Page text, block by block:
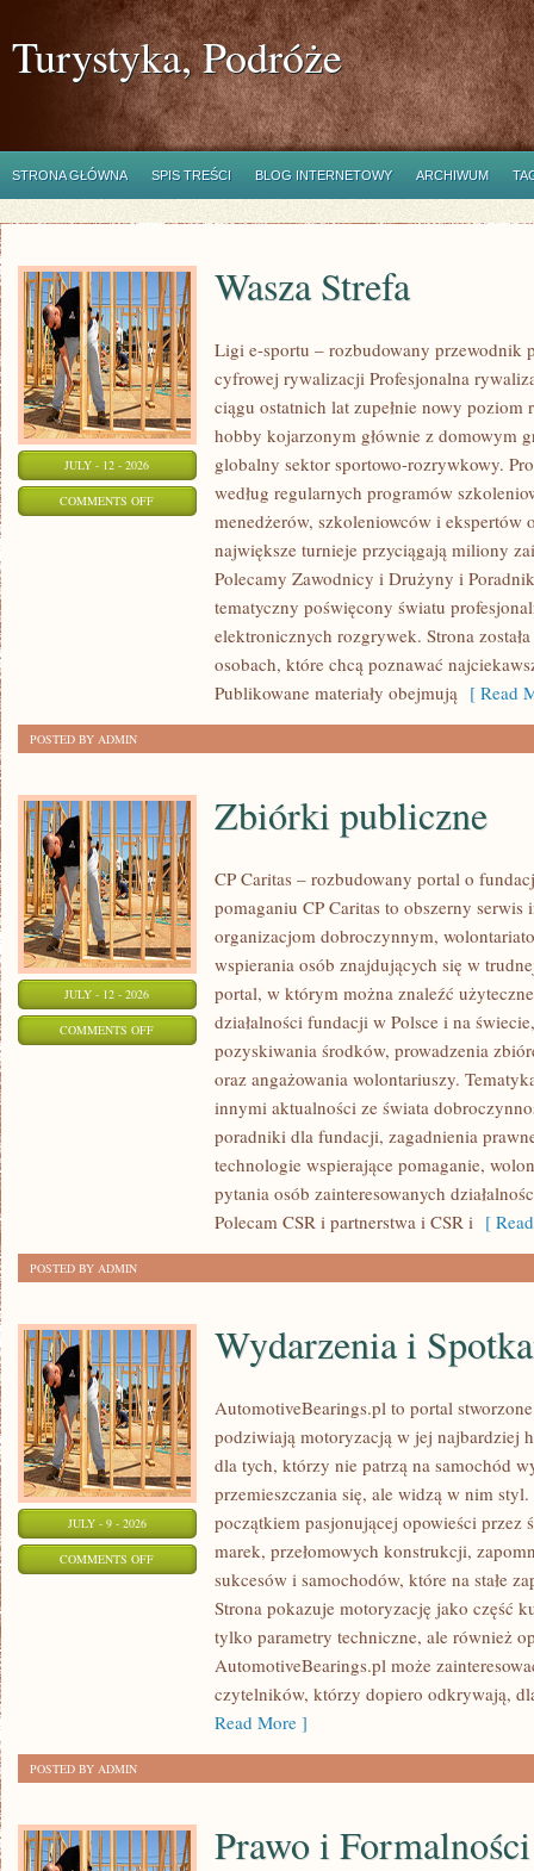
Turystyka, Podróże
STRONA GŁÓWNA SPIS TREŚCI BLOG INTERNETOWY ARCHIWUM
JULY - 12 - 2026
COMMENTS OFFON
Wasza Strefa
Ligi e-sportu – rozbudowany przewodnik
cyfrowej rywalizacji Profesjonalna
ciągu ostatnich lat zupełnie nowy poziom
hobby kojarzonym głównie z domowym
globalny sektor sportowo-rozrywkowy.
według regularnych programów
menedżerów, szkoleniowców i ekspertów
największe turnieje przyciągają miliony
Polecamy Zawodnicy i Drużyny i
tematyczny poświęcony światu
elektronicznych rozgrywek. Strona
osobach, które chcą poznawać
Publikowane materiały obejmują [ Read
POSTED BY ADMIN
JULY - 12 - 2026
COMMENTS OFFON
PUBLICZNE
Zbiórki publiczne
CP Caritas – rozbudowany portal o
pomaganiu CP Caritas to obszerny
organizacjom dobroczynnym,
wspierania osób znajdujących się w
portal, w którym można znaleźć
działalności fundacji w Polsce i na
pozyskiwania środków, prowadzenia
oraz angażowania wolontariuszy.
innymi aktualności ze świata
poradniki dla fundacji, zagadnienia
technologie wspierające pomaganie,
pytania osób zainteresowanych
Polecam CSR i partnerstwa i CSR i [
POSTED BY ADMIN
JULY - 9 - 2026
COMMENTS OFFON
WYDARZENIA
SPOTKANIA
KLASYKÓW
Wydarzenia i
AutomotiveBearings.pl to portal
podziwiają motoryzacją w jej najbardziej
dla tych, którzy nie patrzą na samochód
przemieszczania się, ale widzą w nim
początkiem pasjonującej opowieści przez
marek, przełomowych konstrukcji,
sukcesów i samochodów, które na stałe
Strona pokazuje motoryzację jako część
tylko parametry techniczne, ale również
AutomotiveBearings.pl może
czytelników, którzy dopiero odkrywają,
Read More ]
POSTED BY ADMIN
Prawo i Formalności